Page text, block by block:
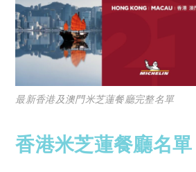
最新香港及澳門米芝蓮餐廳完整名單
香港米芝蓮餐廳名單